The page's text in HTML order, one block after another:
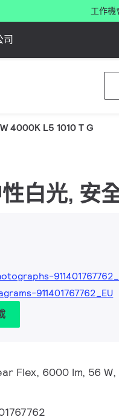
工作機
司
4000K L5 1010 T G
白光, 安
911401767762_EU
Flex, 6000 lm, 56